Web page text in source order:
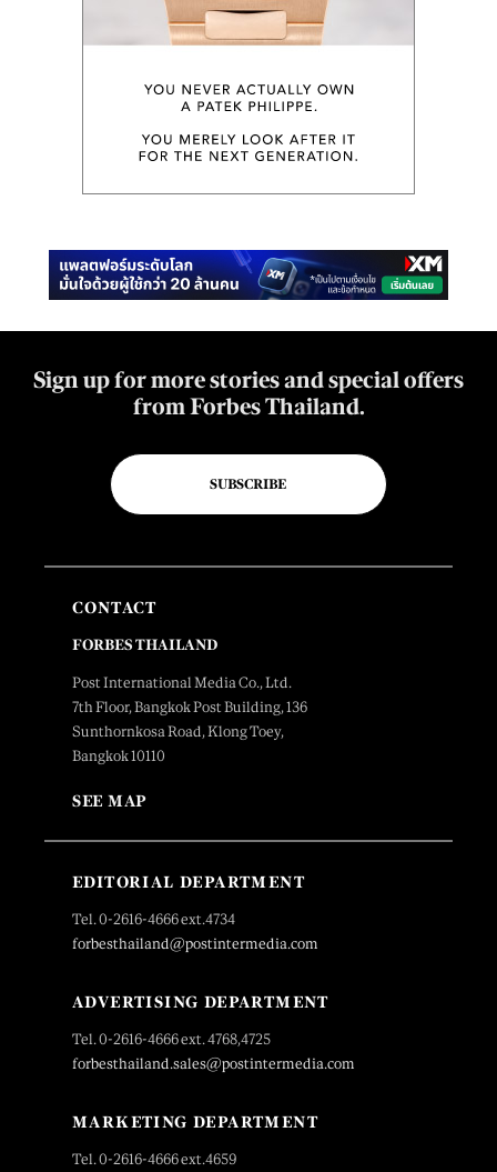
Sign up for more stories and special offers
from Forbes Thailand.
SUBSCRIBE
CONTACT
FORBES THAILAND
Post International Media Co., Ltd.
7th Floor, Bangkok Post Building, 136
Sunthornkosa Road, Klong Toey,
Bangkok 10110
SEE MAP
EDITORIAL DEPARTMENT
Tel. 0-2616-4666 ext.4734
forbesthailand@postintermedia.com
ADVERTISING DEPARTMENT
Tel. 0-2616-4666 ext. 4768,4725
forbesthailand.sales@postintermedia.com
MARKETING DEPARTMENT
Tel. 0-2616-4666 ext.4659